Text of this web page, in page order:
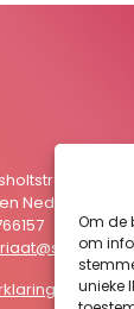
Om de
om
unieke
5B
Nederland